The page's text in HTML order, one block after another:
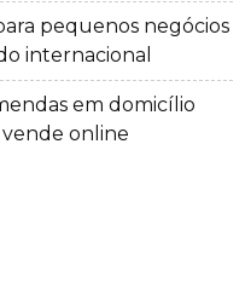
pequenos negócios
internacional
em domicílio
online